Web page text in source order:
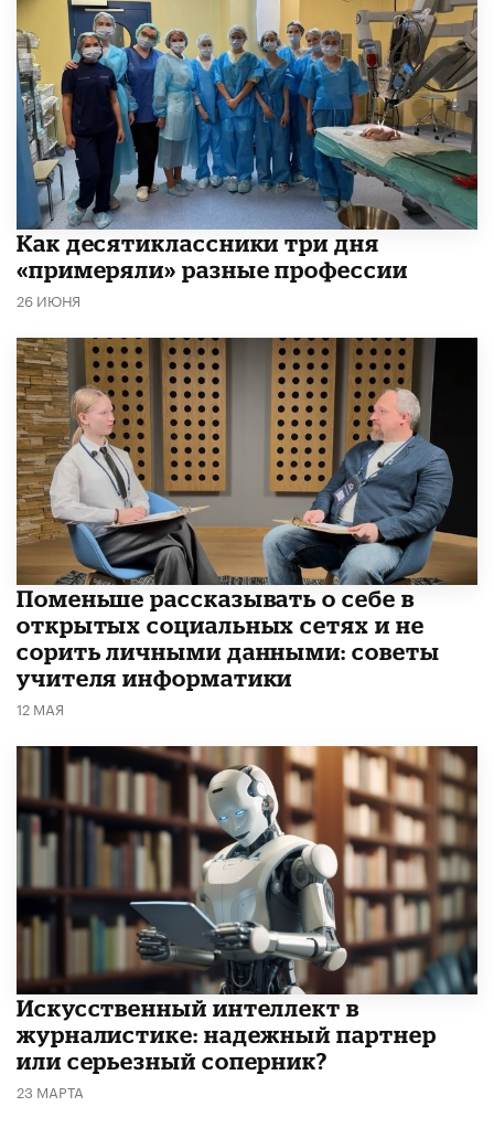
Как десятиклассники три дня
«примеряли» разные профессии
26 ИЮНЯ
Поменьше рассказывать о себе в
открытых социальных сетях и не
сорить личными данными: советы
учителя информатики
12 МАЯ
Искусственный интеллект в
журналистике: надежный партнер
или серьезный соперник?
23 МАРТА